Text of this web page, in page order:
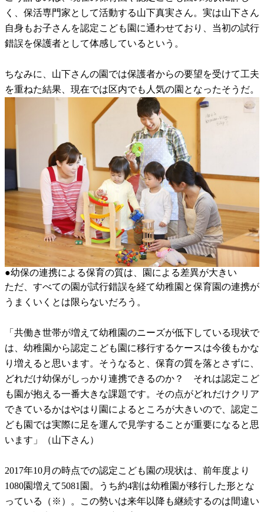
く、保活専門家として活動する山下真実さん。実は山下さん
自身もお子さんを認定こども園に通わせており、当初の試行
錯誤を保護者として体感しているという。
ちなみに、山下さんの園では保護者からの要望を受けて工夫
を重ねた結果、現在では区内でも人気の園となったそうだ。
●幼保の連携による保育の質は、園による差異が大きい
ただ、すべての園が試行錯誤を経て幼稚園と保育園の連携が
うまくいくとは限らないだろう。
「共働き世帯が増えて幼稚園のニーズが低下している現状で
は、幼稚園から認定こども園に移行するケースは今後もかな
り増えると思います。そうなると、保育の質を落とさずに、
どれだけ幼保がしっかり連携できるのか？ それは認定こど
も園が抱える一番大きな課題です。その点がどれだけクリア
できているかはやはり園によるところが大きいので、認定こ
ども園では実際に足を運んで見学することが重要になると思
います」（山下さん）
2017年10月の時点での認定こども園の現状は、前年度より
1080園増えて5081園。うち約4割は幼稚園が移行した形とな
っている（※）。この勢いは来年以降も継続するのは間違い